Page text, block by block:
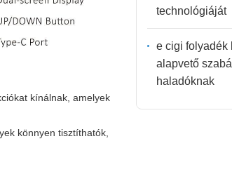
kínálnak, amelyek
könnyen tisztíthatók,
technológiáját
e cigi folyadék
alapvető
haladóknak